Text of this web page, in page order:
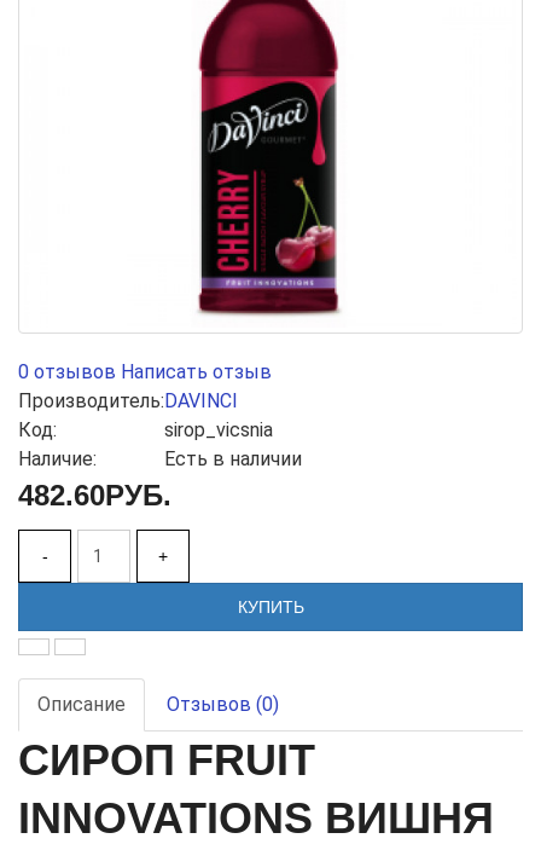
0 отзывов Написать отзыв
Производитель:DAVINCI
Код:
sirop_vicsnia
Наличие:
Есть в наличии
482.60РУБ.
- +
КУПИТЬ
Описание Отзывов (0)
СИРОП FRUIT
INNOVATIONS ВИШНЯ